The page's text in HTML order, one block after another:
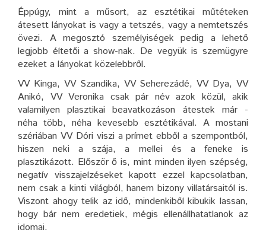
Éppúgy, mint a műsort, az esztétikai műtéteken
átesett lányokat is vagy a tetszés, vagy a nemtetszés
övezi. A megosztó személyiségek pedig a lehető
legjobb éltetői a show-nak. De vegyük is szemügyre
ezeket a lányokat közelebbről.
VV Kinga, VV Szandika, VV Seherezádé, VV Dya, VV
Anikó, VV Veronika csak pár név azok közül, akik
valamilyen plasztikai beavatkozáson átestek már -
néha több, néha kevesebb esztétikával. A mostani
szériában VV Dóri viszi a prímet ebből a szempontból,
hiszen neki a szája, a mellei és a feneke is
plasztikázott. Először ő is, mint minden ilyen szépség,
negatív visszajelzéseket kapott ezzel kapcsolatban,
nem csak a kinti világból, hanem bizony villatársaitól is.
Viszont ahogy telik az idő, mindenkiből kibukik lassan,
hogy bár nem eredetiek, mégis ellenállhatatlanok az
idomai.